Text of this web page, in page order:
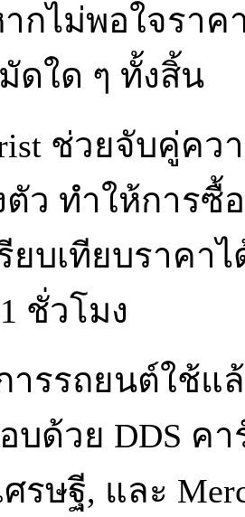
กไม่พอใจราค
ดใด ๆ ทั้งสิ้น
ช่วยจับคู่คว
ว ทำให้การซื้
ยบเทียบราคา
ชั่วโมง
ารรถยนต์ใช้แ
บด้วย DDS ค
รษฐี, และ